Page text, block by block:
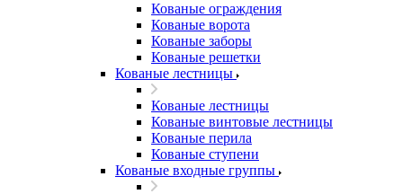
Кованые ограждения
Кованые ворота
Кованые заборы
Кованые решетки
Кованые лестницы
Кованые лестницы
Кованые винтовые лестницы
Кованые перила
Кованые ступени
Кованые входные группы